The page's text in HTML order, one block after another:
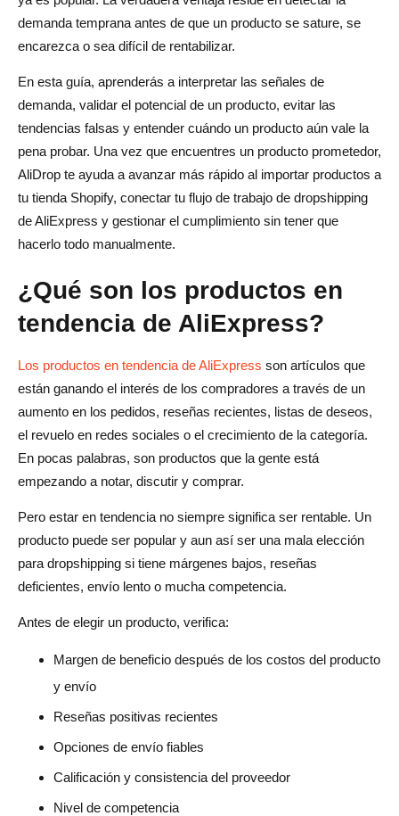
Estudia las tiendas y anuncios de la competencia
Busca productos que resuelvan problemas
Lista de verificación para la validación de productos
antes de añadirlo a tu tienda
Validación de la demanda
Validación de la competencia
Validación de proveedores
Validación de rentabilidad
Validación de marketing
Cómo usar AliDrop para lanzar productos de AliExpress
Señales de alerta de que un producto de AliExpress en
tendencia ya está saturado
Errores comunes que cometen los principiantes al seguir
las tendencias de AliExpress
de las 5 señales
Conclusión
Preguntas Frecuentes sobre Productos en Tendencia de
AliExpress
¿Cómo encuentro productos de tendencia en AliExpress
antes de que se saturen?
¿Cuál es la mejor manera de saber si un producto de
AliExpress está saturado?
¿Son buenos los productos más vendidos de AliExpress
para dropshipping?
demanda temprana antes de que un producto se sature, se
encarezca o sea difícil de rentabilizar.
En esta guía, aprenderás a interpretar las señales de
demanda, validar el potencial de un producto, evitar las
tendencias falsas y entender cuándo un producto aún vale la
pena probar. Una vez que encuentres un producto prometedor,
AliDrop te ayuda a avanzar más rápido al importar productos a
tu tienda Shopify, conectar tu flujo de trabajo de dropshipping
de AliExpress y gestionar el cumplimiento sin tener que
hacerlo todo manualmente.
¿Qué son los productos en
tendencia de AliExpress?
Los productos en tendencia de AliExpress son artículos que
están ganando el interés de los compradores a través de un
aumento en los pedidos, reseñas recientes, listas de deseos,
el revuelo en redes sociales o el crecimiento de la categoría.
En pocas palabras, son productos que la gente está
empezando a notar, discutir y comprar.
Pero estar en tendencia no siempre significa ser rentable. Un
producto puede ser popular y aun así ser una mala elección
para dropshipping si tiene márgenes bajos, reseñas
deficientes, envío lento o mucha competencia.
Antes de elegir un producto, verifica:
Margen de beneficio después de los costos del producto
y envío
Reseñas positivas recientes
Opciones de envío fiables
Calificación y consistencia del proveedor
Nivel de competencia